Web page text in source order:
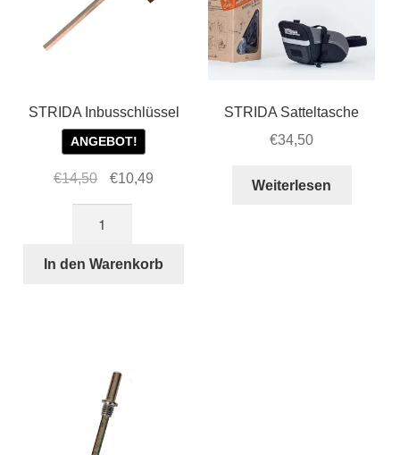
STRIDA Inbusschlüssel
ANGEBOT!
€14,50
Ursprünglicher
war:
€10,49
Menge
In den Warenkorb
STRIDA Satteltasche
€34,50
Weiterlesen